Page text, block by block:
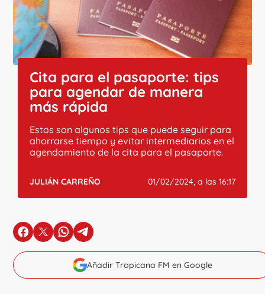
Cita para el pasaporte: tips
para agendar de manera
más rápida
Estos son algunos tips que puede seguir para
ahorrarse tiempo y evitar intermediarios en el
agendamiento de la cita para el pasaporte.
JULIÁN CARREÑO 01/02/2024, a las 16:17
en Facebook
en Xen Whatsapp
en Telegram
Añadir Tropicana FM en Google